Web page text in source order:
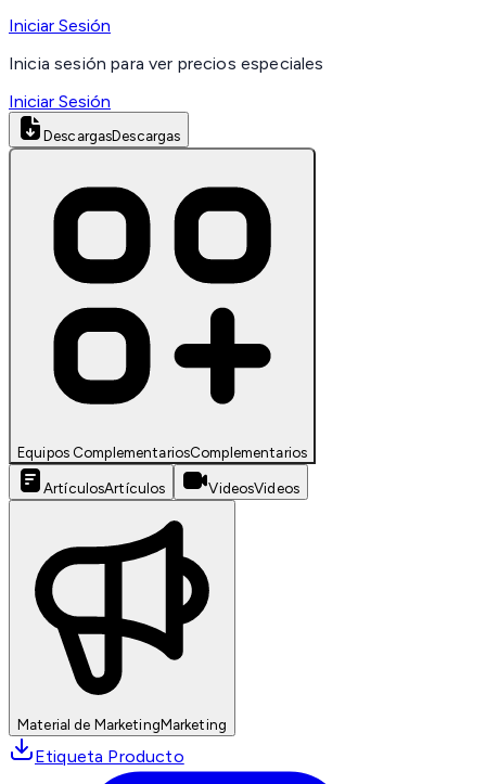
Iniciar Sesión
Inicia sesión para ver precios especiales
Iniciar Sesión
DescargasDescargas
Equipos ComplementariosComplementarios
ArtículosArtículos VideosVideos
Material de MarketingMarketing
Etiqueta Producto